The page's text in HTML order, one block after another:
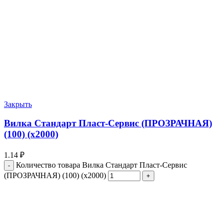
Закрыть
Вилка Стандарт Пласт-Сервис (ПРОЗРАЧНАЯ)
(100) (х2000)
1.14 ₽
Количество товара Вилка Стандарт Пласт-Сервис
(ПРОЗРАЧНАЯ) (100) (х2000)